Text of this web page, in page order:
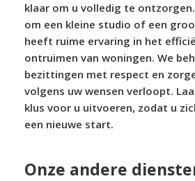
klaar om u volledig te
om een kleine studio of een
heeft ruime ervaring in het
ontruimen van woningen. We
bezittingen met respect en
volgens uw wensen verloopt.
klus voor u uitvoeren, zodat u
een nieuwe start.
Onze andere